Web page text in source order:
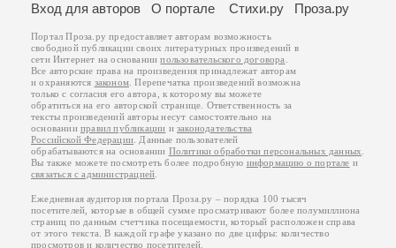
Вход для авторов
О портале Стихи.ру Проза.ру
Портал Проза.ру предоставляет авторам возможность
свободной публикации своих литературных произведений в
сети Интернет на основаниипользовательского договора
Все авторские права на произведения принадлежат авторам
и охраняются законом . Перепечатка произведений возможна
только с согласия его автора, к которому вы можете
обратиться на его авторской странице. Ответственность за
тексты произведений авторы несут самостоятельно на
основанииправил публикации изаконодательства
Российской Федерации . Данные пользователей
обрабатываются на основании Политики обработки персональных данных
Вы также можете посмотреть более подробную информацию о портале и
связаться с администрацией
Ежедневная аудитория портала Проза.ру – порядка 100 тысяч
посетителей, которые в общей сумме просматривают более полумиллиона
страниц по данным счетчика посещаемости, который расположен справа
от этого текста. В каждой графе указано по две цифры: количество
просмотров и количество посетителей.